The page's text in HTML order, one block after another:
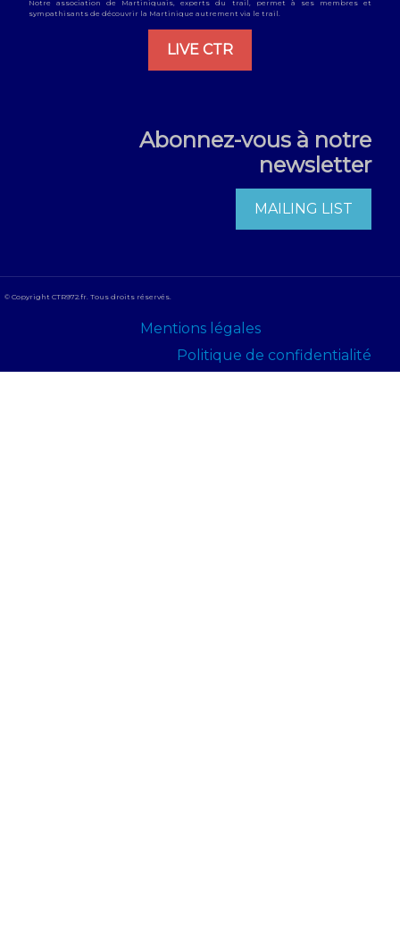
Notre association de Martiniquais, experts du trail, permet à ses membres et
sympathisants de découvrir la Martinique autrement via le trail.
LIVE CTR
Abonnez-vous à notre
newsletter
MAILING LIST
© Copyright CTR972.fr. Tous droits réservés.
Mentions légales
Politique de confidentialité